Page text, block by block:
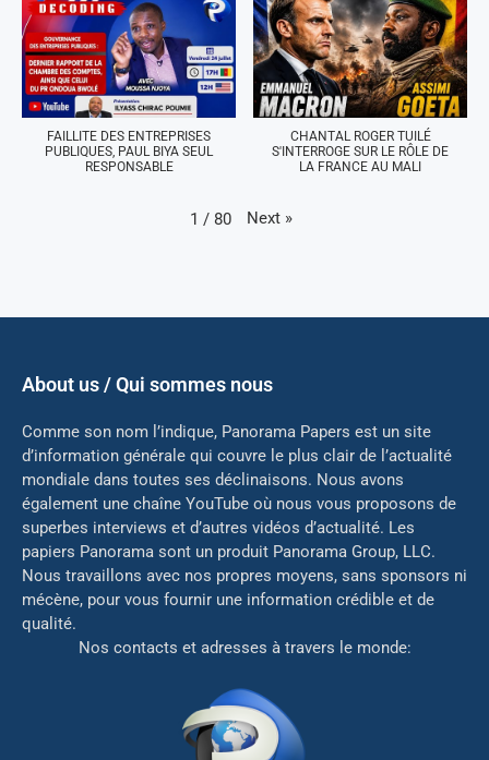
FAILLITE DES ENTREPRISES
PUBLIQUES, PAUL BIYA SEUL
RESPONSABLE
CHANTAL ROGER TUILÉ
S'INTERROGE SUR LE RÔLE DE
LA FRANCE AU MALI
1 / 80 Next »
About us / Qui sommes nous
Comme son nom l’indique, Panorama Papers est un site
d’information générale qui couvre le plus clair de l’actualité
mondiale dans toutes ses déclinaisons. Nous avons
également une chaîne YouTube où nous vous proposons de
superbes interviews et d’autres vidéos d’actualité. Les
papiers Panorama sont un produit Panorama Group, LLC.
Nous travaillons avec nos propres moyens, sans sponsors ni
mécène, pour vous fournir une information crédible et de
qualité.
Nos contacts et adresses à travers le monde: